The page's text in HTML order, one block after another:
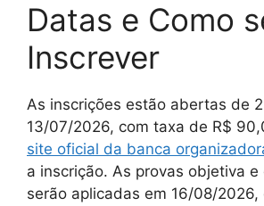
Datas e Como
Inscrever
As inscrições estão abertas de
13/07/2026, com taxa de R$
site oficial da banca
a inscrição. As provas objetiva e
serão aplicadas em 16/08/